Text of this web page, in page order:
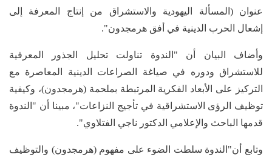
عنوان (المسألة اليهودية والاستشراق من إنتاج المعرفة إلى
إشعال الحرب الدينية في أفق هرمجدون".
وأضاف البيان أن "الندوة تناولت تحليل الجذور المعرفية
للاستشراق ودوره في صياغة الصراعات الدينية المعاصرة مع
التركيز على الأبعاد الفكرية المرتبطة بملحمة (هرمجدون)، وكيفية
توظيف الرؤى الاستشراقية في تأجيج النزاعات"، مبينا أن "الندوة
قدمها الباحث والإعلامي الدكتور ناجي الفتلاوي".
وتابع أن"الندوة سلطت الضوء على مفهوم (هرمجدون) والتوظيف